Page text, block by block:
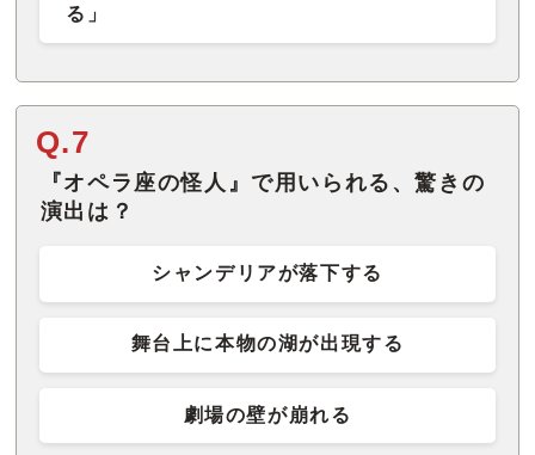
る」
Q.7
『オペラ座の怪人』で用いられる、驚きの
演出は？
シャンデリアが落下する
舞台上に本物の湖が出現する
劇場の壁が崩れる